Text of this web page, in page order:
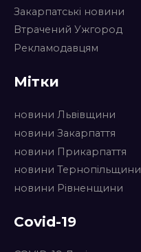
Закарпатські новини
Втрачений Ужгород
Рекламодавцям
Мітки
новини Львівщини
новини Закарпаття
новини Прикарпаття
новини Тернопільщини
новини Рівненщини
Covid-19